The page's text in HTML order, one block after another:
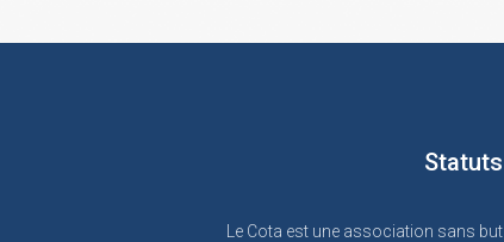
Statuts
Le Cota est une association sans but